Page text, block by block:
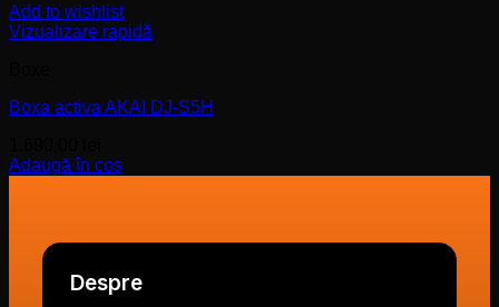
Add to wishlist
Vizualizare rapidă
Boxa activa AKAI DJ-S5H
Adaugă în coș
Despre